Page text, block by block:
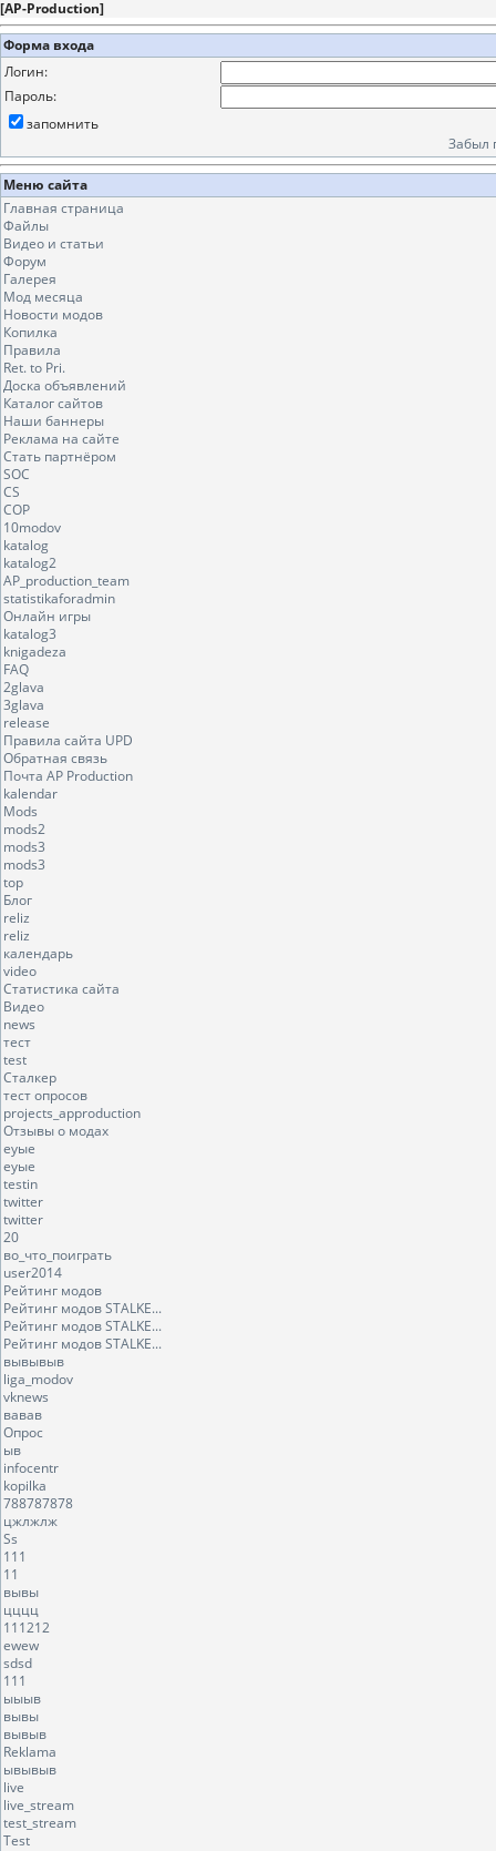
[AP-Production]
Форма входа
Логин:
Пароль:
запомнить
Забыл
Меню сайта
Главная страница
Файлы
Видео и статьи
Форум
Галерея
Мод месяца
Новости модов
Копилка
Правила
Ret. to Pri.
Доска объявлений
Каталог сайтов
Наши баннеры
Реклама на сайте
Стать партнёром
SOC
CS
COP
10modov
katalog
katalog2
AP_production_team
statistikaforadmin
Онлайн игры
katalog3
knigadeza
FAQ
2glava
3glava
release
Правила сайта UPD
Обратная связь
Почта AP Production
kalendar
Mods
mods2
mods3
mods3
top
Блог
reliz
reliz
календарь
video
Статистика сайта
Видео
news
тест
test
Сталкер
тест опросов
projects_approduction
Отзывы о модах
еуые
еуые
testin
twitter
twitter
20
во_что_поиграть
user2014
Рейтинг модов
Рейтинг модов STALKE...
Рейтинг модов STALKE...
Рейтинг модов STALKE...
вывывыв
liga_modov
vknews
вавав
Опрос
ыв
infocentr
kopilka
788787878
цжлжлж
Ss
111
11
вывы
цццц
111212
ewew
sdsd
111
ыыыв
вывы
вывыв
Reklama
ывывыв
live
live_stream
test_stream
Test